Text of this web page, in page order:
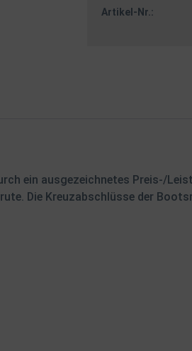
Artikel-Nr.:
ein ausgezeichnetes Preis-/
Die Kreuzabschlüsse der